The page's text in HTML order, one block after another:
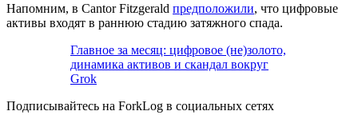
Напомним, в Cantor Fitzgerald предположили, что цифровые
активы входят в раннюю стадию затяжного спада.
Главное за месяц: цифровое (не)золото,
динамика активов и скандал вокруг
Grok
Подписывайтесь на ForkLog в социальных сетях